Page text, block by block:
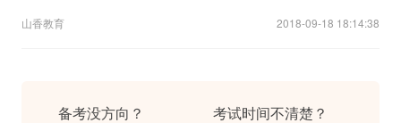
山香教育 2018-09-18 18:14:38
备考没方向？
考试时间不清楚？